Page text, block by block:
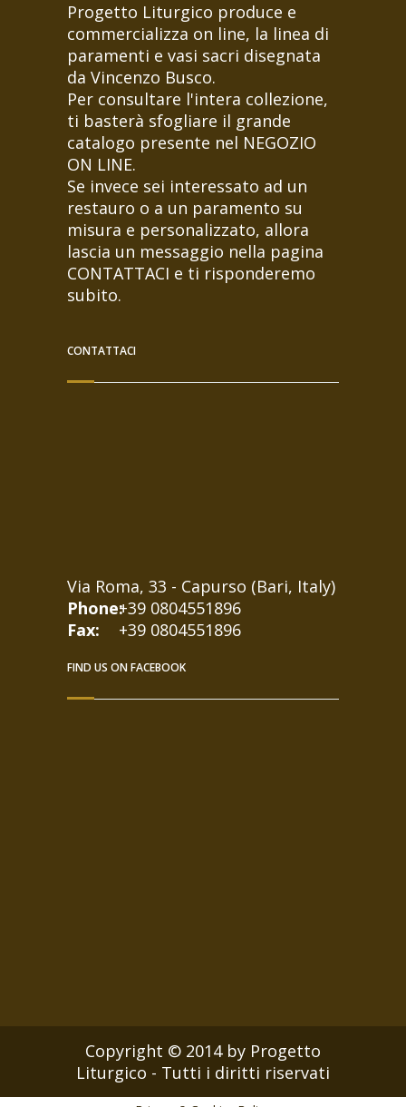
Progetto Liturgico produce e
commercializza on line, la linea di
paramenti e vasi sacri disegnata
da Vincenzo Busco.
Per consultare l'intera collezione,
ti basterà sfogliare il grande
catalogo presente nel NEGOZIO
ON LINE.
Se invece sei interessato ad un
restauro o a un paramento su
misura e personalizzato, allora
lascia un messaggio nella pagina
CONTATTACI e ti risponderemo
subito.
CONTATTACI
Via Roma, 33 - Capurso (Bari, Italy)
Phone:+39 0804551896
Fax:
+39 0804551896
FIND US ON FACEBOOK
Copyright © 2014 by Progetto
Liturgico - Tutti i diritti riservati